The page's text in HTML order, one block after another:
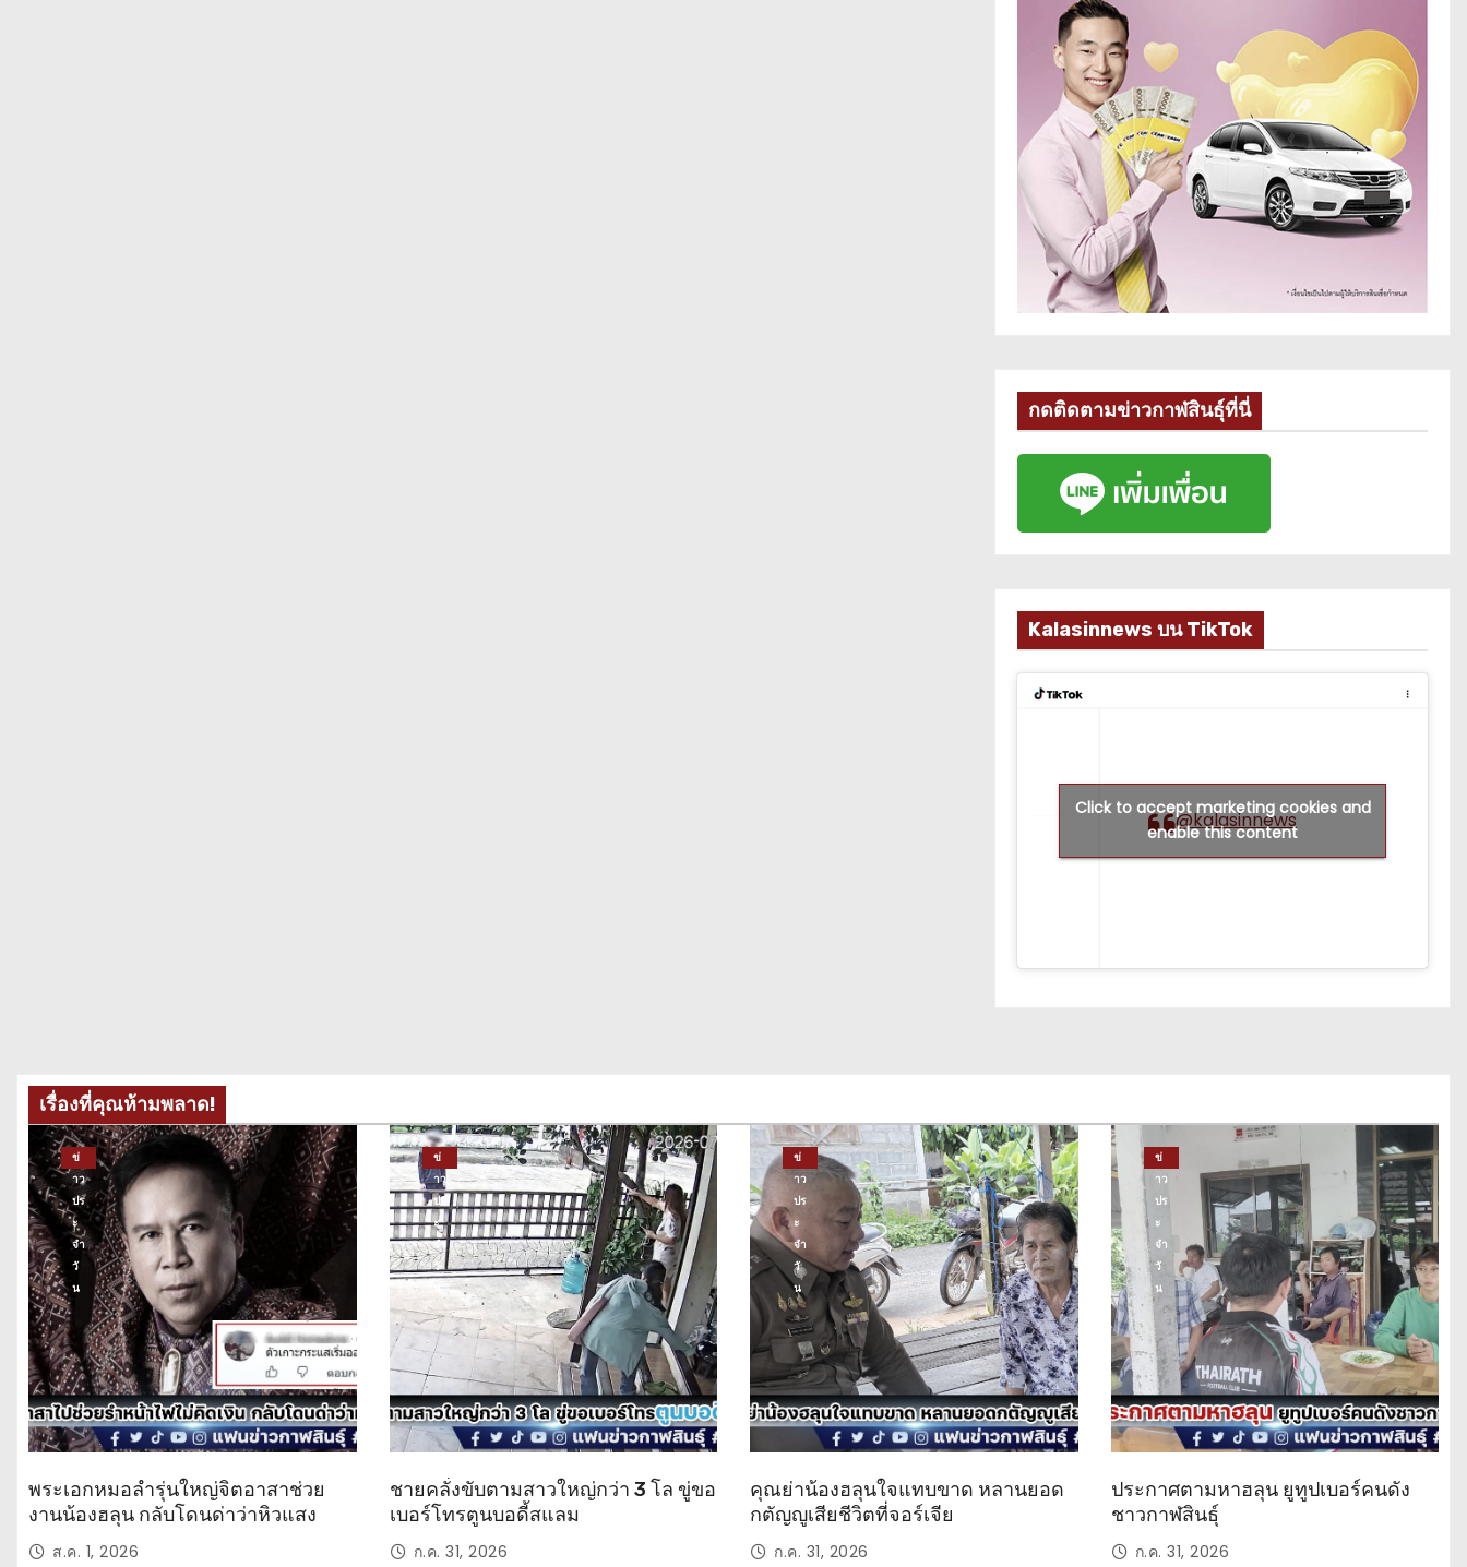
กดติดตามข่าวกาฬสินธุ์ที่นี่
Kalasinnews บน TikTok
@kalasinnews
Click to accept marketing cookies and
enable this content
เรื่องที่คุณห้ามพลาด!
ข่
าว
ปร
ะ
จำ
วั
น
พระเอกหมอลำรุ่นใหญ่จิตอาสาช่วย
งานน้องฮลุน กลับโดนด่าว่าหิวแสง
ส.ค. 1, 2026
ข่
าว
ปร
ะ
จำ
วั
ชายคลั่งขับตามสาวใหญ่กว่า 3 โล ขู่ขอ
เบอร์โทรตูนบอดี้สแลม
ก.ค. 31, 2026
ข่
าว
ปร
ะ
จำ
วั
น
คุณย่าน้องฮลุนใจแทบขาด หลานยอด
กตัญญูเสียชีวิตที่จอร์เจีย
ก.ค. 31, 2026
ข่
าว
ปร
ะ
จำ
วั
น
ประกาศตามหาฮลุน ยูทูปเบอร์คนดัง
ชาวกาฬสินธุ์
ก.ค. 31, 2026